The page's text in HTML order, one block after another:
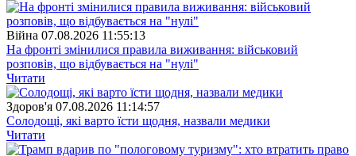
Війна 07.08.2026 11:55:13
На фронті змінилися правила виживання: військовий
розповів, що відбувається на "нулі"
Читати
Здоров'я 07.08.2026 11:14:57
Солодощі, які варто їсти щодня, назвали медики
Читати